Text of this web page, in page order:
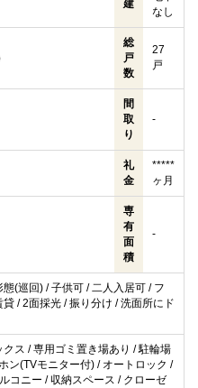
建
なし
総
戸
数
27
戸
間
取
り
-
礼
金
*****
ヶ月
専
有
面
積
-
(巡回) / 子供可 / 二人入居可 / フ
/ 2面採光 / 振り分け / 洗面所にド
ス / 専用ゴミ置き場あり / 駐輪場
ン(TVモニター付) / オートロック /
コニー / 収納スペース / クローゼ